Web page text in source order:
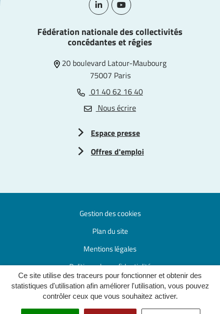
Ce site utilise des traceurs pour fonctionner et obtenir des
statistiques d'utilisation afin améliorer l'utilisation, vous pouvez
contrôler ceux que vous souhaitez activer.
Lien vers le compte Linkedin
Lien vers la chaîne Youtube
Fédération nationale des collectivités
concédantes et régies
20 boulevard Latour-Maubourg
75007 Paris
01 40 62 16 40
Nous écrire
Espace presse
Offres d'emploi
Gestion des cookies
Plan du site
Mentions légales
Politique de confidentialité
Accessibilité : partiellement conforme